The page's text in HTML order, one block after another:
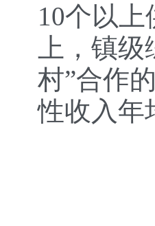
10个以
上，镇
村”合作
性收入年